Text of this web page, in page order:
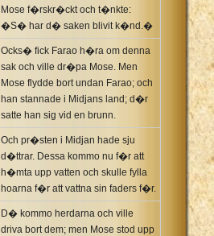
Mose f�rskr�ckt och t�nkte:
�S� har d� saken blivit k�nd.�
Ocks� fick Farao h�ra om denna
sak och ville dr�pa Mose. Men
Mose flydde bort undan Farao; och
han stannade i Midjans land; d�r
satte han sig vid en brunn.
Och pr�sten i Midjan hade sju
d�ttrar. Dessa kommo nu f�r att
h�mta upp vatten och skulle fylla
hoarna f�r att vattna sin faders f�r.
D� kommo herdarna och ville
driva bort dem; men Mose stod upp